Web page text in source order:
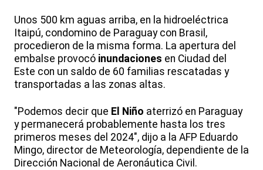
Unos 500 km aguas arriba, en la hidroeléctrica
Itaipú, condomino de Paraguay con Brasil,
procedieron de la misma forma. La apertura del
embalse provocó inundaciones en Ciudad del
Este con un saldo de 60 familias rescatadas y
transportadas a las zonas altas.
"Podemos decir que El Niño aterrizó en Paraguay
y permanecerá probablemente hasta los tres
primeros meses del 2024", dijo a la AFP Eduardo
Mingo, director de Meteorología, dependiente de la
Dirección Nacional de Aeronáutica Civil.